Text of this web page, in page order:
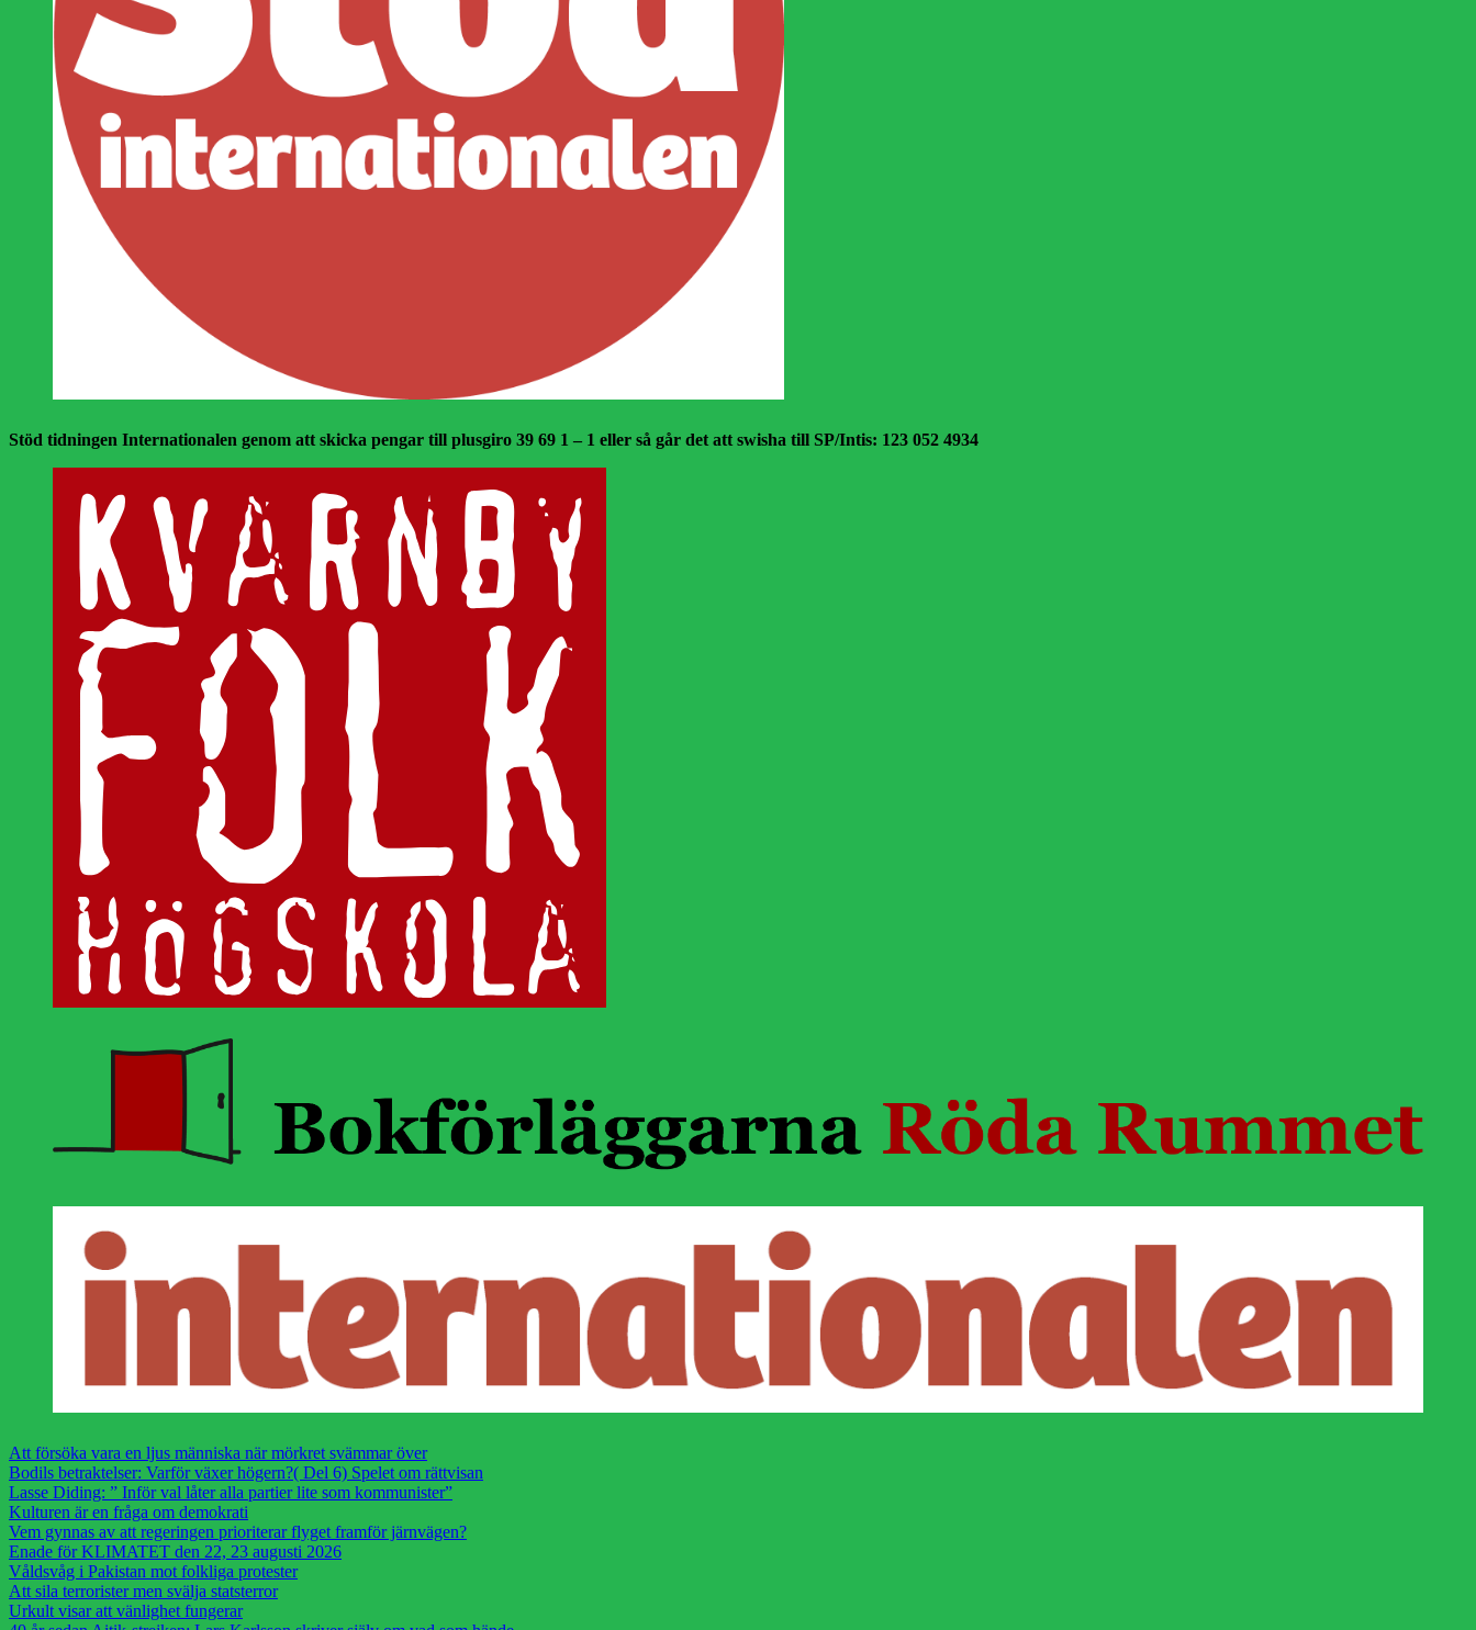
Stöd tidningen Internationalen genom att skicka pengar till plusgiro 39 69 1 – 1 eller så går det att swisha till SP/Intis: 123 052 4934
Att försöka vara en ljus människa när mörkret svämmar över
Bodils betraktelser: Varför växer högern?( Del 6) Spelet om rättvisan
Lasse Diding: ” Inför val låter alla partier lite som kommunister”
Kulturen är en fråga om demokrati
Vem gynnas av att regeringen prioriterar flyget framför järnvägen?
Enade för KLIMATET den 22, 23 augusti 2026
Våldsvåg i Pakistan mot folkliga protester
Att sila terrorister men svälja statsterror
Urkult visar att vänlighet fungerar